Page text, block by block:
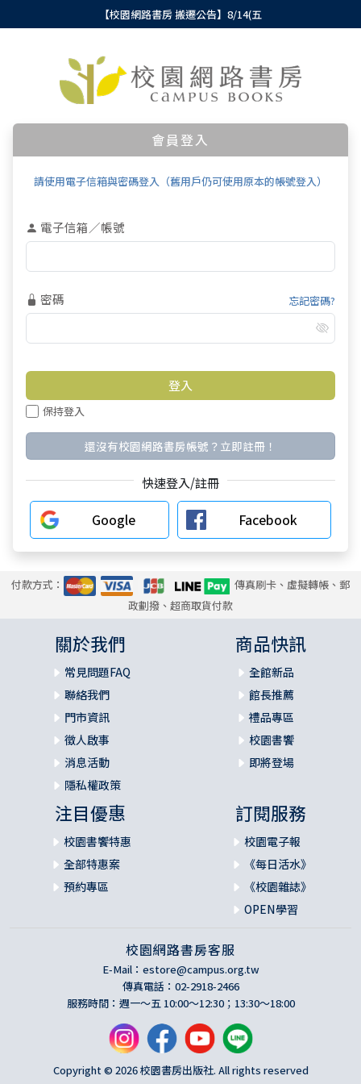
【校園網路書房 搬遷公告】8/14(五
會員登入
請使用電子信箱與密碼登入（舊用戶仍可使用原本的帳號登入）
電子信箱／帳號
密碼 忘記密碼?
保持登入
還沒有校園網路書房帳號？立即註冊！
快速登入/註冊
Google Facebook
付款方式：
傳真刷卡、虛擬轉帳、郵
政劃撥、超商取貨付款
關於我們
常見問題FAQ
聯絡我們
門市資訊
徵人啟事
消息活動
隱私權政策
商品快訊
全館新品
館長推薦
禮品專區
校園書饗
即將登場
注目優惠
校園書饗特惠
全部特惠案
預約專區
訂閱服務
校園電子報
《每日活水》
《校園雜誌》
OPEN學習
校園網路書房客服
E-Mail： estore@campus.org.tw
傳真電話：02-2918-2466
服務時間：週一～五 10:00～12:30；13:30～18:00
Copyright © 2026 校園書房出版社. All rights reserved